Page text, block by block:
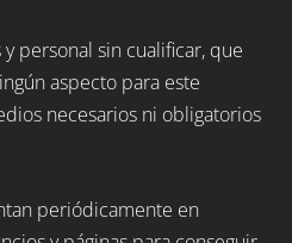
personal sin cualificar, que
aspecto para este
necesarios ni obligatorios
periódicamente en